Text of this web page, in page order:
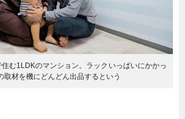
む1LDKのマンション。ラックいっぱいにかかっ
取材を機にどんどん出品するという